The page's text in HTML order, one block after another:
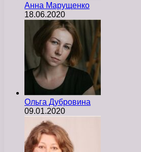
Анна Марущенко
18.06.2020
Ольга Дубровина
09.01.2020